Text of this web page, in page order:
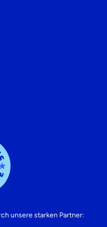
unsere starken Partner: